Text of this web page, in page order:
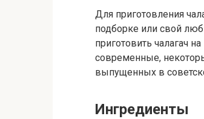
Для приготовления
подборке или свой
приготовить чалагач
современные,
выпущенных в
Ингредиенты